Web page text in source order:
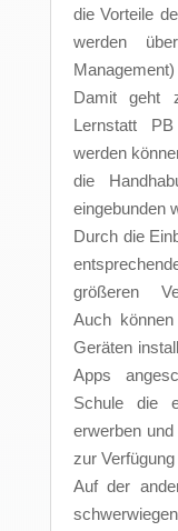
die Vorteile
werden
Damit geht
Lernstatt
werden
die
eingebunden
Durch die
größeren
Auch
Geräten
Apps
Schule die
erwerben
zur
Auf der